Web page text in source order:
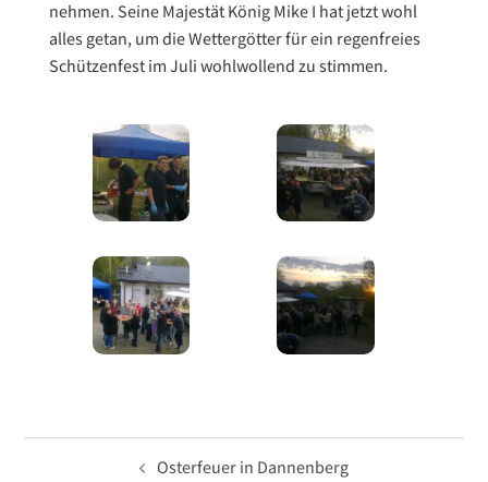
nehmen. Seine Majestät König Mike I hat jetzt wohl
alles getan, um die Wettergötter für ein regenfreies
Schützenfest im Juli wohlwollend zu stimmen.
Osterfeuer in Dannenberg